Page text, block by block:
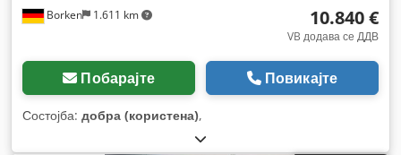
Borken 1.611 km 10.840 €
VB додава се ДДВ
Побарајте Повикајте
Состојба: добра (користена),